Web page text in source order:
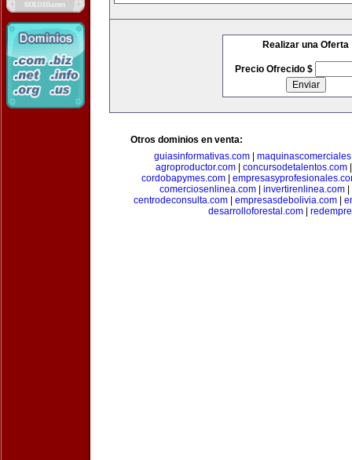
Realizar una Oferta
Precio Ofrecido $
Otros dominios en venta:
guiasinformativas.com
agroproductor.com
concursodetalentos.com
cordobapymes.com|
comerciosenlinea.com
invertirenlinea.com
centrodeconsulta.com
empresasdebolivia.com
desarrolloforestal.com